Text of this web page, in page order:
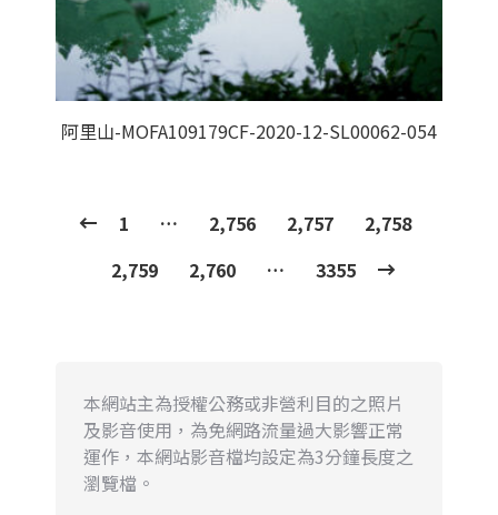
阿里山-MOFA109179CF-2020-12-SL00062-054
1 … 2,756 2,757
2,758
2,759
2,760 … 3355
本網站主為授權公務或非營利目的之照片
及影音使用，為免網路流量過大影響正常
運作，本網站影音檔均設定為3分鐘長度之
瀏覽檔。